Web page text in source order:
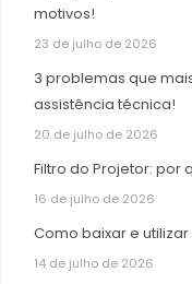
motivos!
23 de julho de 2026
3 problemas que
assistência técnica!
20 de julho de 2026
Filtro do Projetor:
16 de julho de 2026
Como baixar e
14 de julho de 2026